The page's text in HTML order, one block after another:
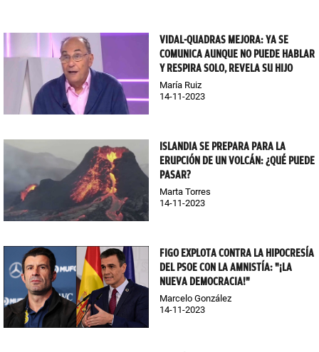
VIDAL-QUADRAS MEJORA: YA SE
COMUNICA AUNQUE NO PUEDE HABLAR
Y RESPIRA SOLO, REVELA SU HIJO
María Ruiz
14-11-2023
ISLANDIA SE PREPARA PARA LA
ERUPCIÓN DE UN VOLCÁN: ¿QUÉ PUEDE
PASAR?
Marta Torres
14-11-2023
FIGO EXPLOTA CONTRA LA HIPOCRESÍA
DEL PSOE CON LA AMNISTÍA: "¡LA
NUEVA DEMOCRACIA!"
Marcelo González
14-11-2023